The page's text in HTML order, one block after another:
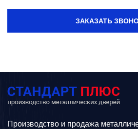
ЗАКАЗАТЬ
Производство и продажа